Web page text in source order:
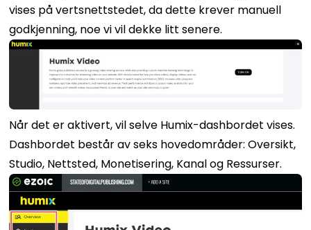
vises på vertsnettstedet, da dette krever manuell
godkjenning, noe vi vil dekke litt senere.
Når det er aktivert, vil selve Humix-dashbordet vises.
Dashbordet består av seks hovedområder: Oversikt,
Studio, Nettsted, Monetisering, Kanal og Ressurser.